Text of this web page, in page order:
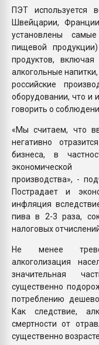
ПЭТ используется
Швейцарии,
установлены
пищевой
продуктов, включая
алкогольные
российские
оборудовании, что и
говорить о
«Мы считаем, что
негативно
бизнеса, в
экономической
производства», -
Пострадает и
инфляция
пива в 2-3 раза,
налоговых
Не менее
алкоголизация
значительная
существенно
потреблению
Как следствие,
смертности от
существенно